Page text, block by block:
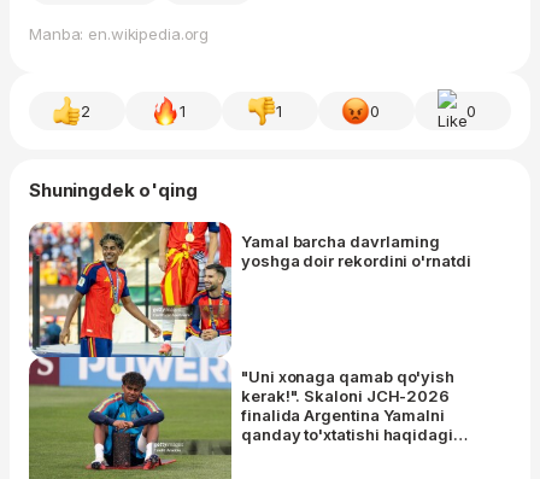
Manba: en.wikipedia.org
2 1 1 0 0
Shuningdek o'qing
Yamal barcha davrlarning
yoshga doir rekordini o'rnatdi
"Uni xonaga qamab qo'yish
kerak!". Skaloni JCH-2026
finalida Argentina Yamalni
qanday to'xtatishi haqidagi